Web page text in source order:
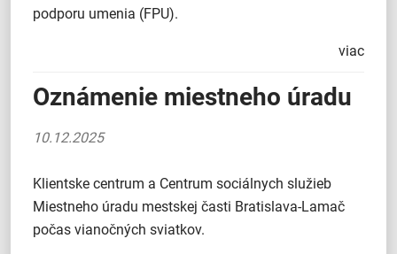
podporu umenia (FPU).
viac
Oznámenie miestneho úradu
10.12.2025
Klientske centrum a Centrum sociálnych služieb
Miestneho úradu mestskej časti Bratislava-Lamač
počas vianočných sviatkov.